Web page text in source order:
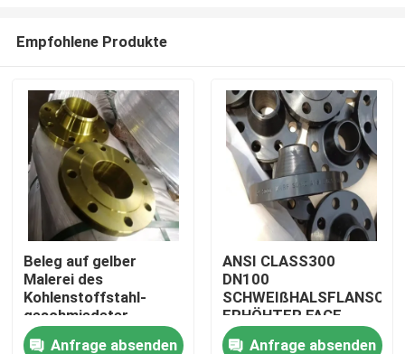
Empfohlene Produkte
Beleg auf gelber
Malerei des
Kohlenstoffstahl-
geschmiedeter
Flansch-PN16
Anfrage absenden
ANSI CLASS300
DN100
SCHWEIßHALSFLANSCH
ERHÖHTER FACE
STAHLFLANSCH
Anfrage absenden